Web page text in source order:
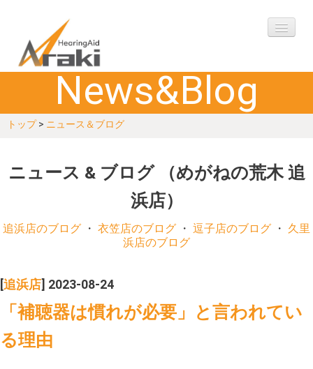
購入の流れ
Q&A
ご相談予約
店舗
News&Blog
トップ> ニュース＆ブログ
ニュース & ブログ （めがねの荒木 追
浜店）
追浜店のブログ ・ 衣笠店のブログ ・ 逗子店のブログ ・ 久里
浜店のブログ
追浜店 ] 2023-08-24
「補聴器は慣れが必要」と言われてい
る理由